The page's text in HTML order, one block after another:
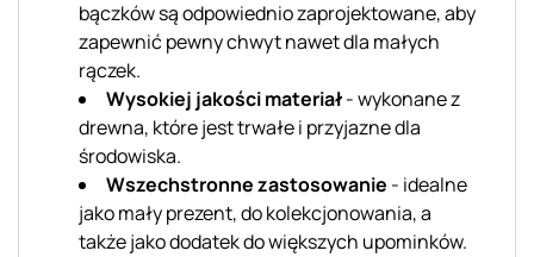
bączków są odpowiednio zaprojektowane, aby
zapewnić pewny chwyt nawet dla małych
rączek.
Wysokiej jakości materiał- wykonane z
drewna, które jest trwałe i przyjazne dla
środowiska.
Wszechstronne zastosowanie - idealne
jako mały prezent, do kolekcjonowania, a
także jako dodatek do większych upominków.